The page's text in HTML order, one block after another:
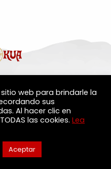
League - Masters
All Rights Reserved.
Consulting SRL
web para brindarle la
sus
Al hacer clic en
las cookies. Lea
Aceptar